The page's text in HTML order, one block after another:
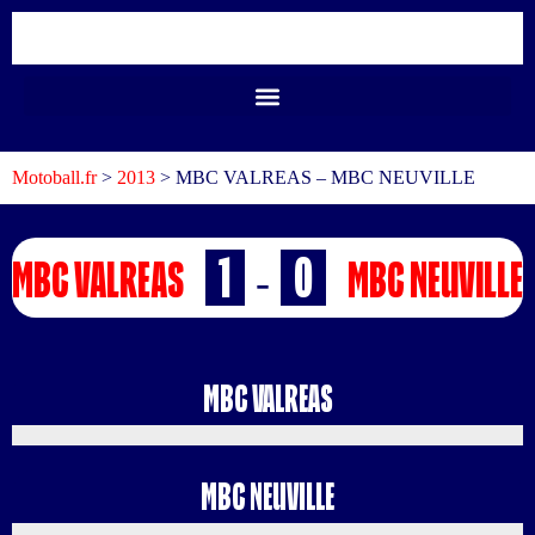
Motoball.fr> 2013 > MBC VALREAS – MBC NEUVILLE
MBC VALREAS 1 - 0 MBC NEUVILLE
MBC VALREAS
MBC NEUVILLE